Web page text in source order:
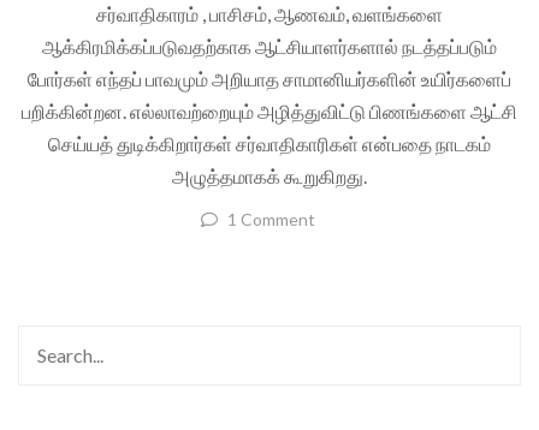
சர்வாதிகாரம் , பாசிசம், ஆணவம், வளங்களை
ஆக்கிரமிக்கப்படுவதற்காக ஆட்சியாளர்களால் நடத்தப்படும்
போர்கள் எந்தப் பாவமும் அறியாத சாமானியர்களின் உயிர்களைப்
பறிக்கின்றன. எல்லாவற்றையும் அழித்துவிட்டு பிணங்களை ஆட்சி
செய்யத் துடிக்கிறார்கள் சர்வாதிகாரிகள் என்பதை நாடகம்
அழுத்தமாகக் கூறுகிறது.
1 Comment